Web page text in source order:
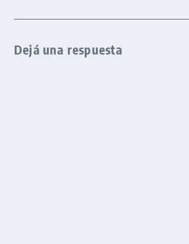
Dejá una respuesta